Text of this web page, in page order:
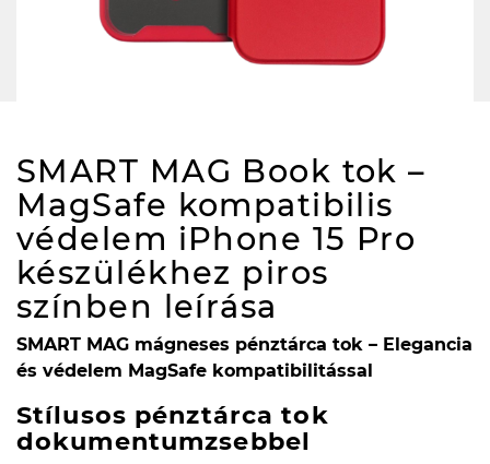
SMART MAG Book tok –
MagSafe kompatibilis
védelem iPhone 15 Pro
készülékhez piros
színben leírása
SMART MAG mágneses pénztárca tok – Elegancia
és védelem MagSafe kompatibilitással
Stílusos pénztárca tok
dokumentumzsebbel